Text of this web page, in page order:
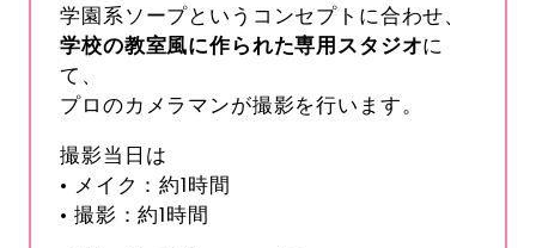
学園系ソープというコンセプトに合わせ、
学校の教室風に作られた専用スタジオに
て、
プロのカメラマンが撮影を行います。
撮影当日は
• メイク：約1時間
• 撮影：約1時間